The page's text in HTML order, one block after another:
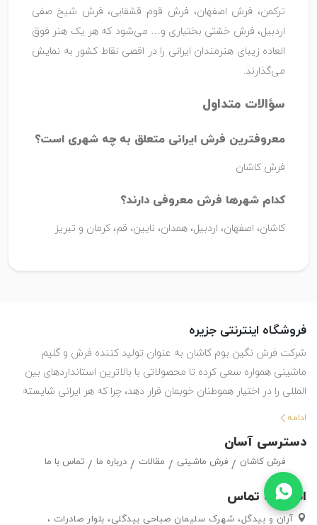
ترکمن، فرش اصفهان، فرش قوم قشقایی، فرش شیخ صفی
اردبیل، فرش خشتی بختیاری و… می‌شود که هر یک هنر فوق
العاده زیبای هنرمندان ایرانی را در اقصی نقاط کشور به نمایش
می‌گذارند.
سؤالات متداول
معروفترین فرش ایرانی متعلق به چه شهری است؟
فرش کاشان
کدام شهرها فرش معروفی دارند؟
کاشان، اصفهان، اردبیل، همدان، نایین، قم، کرمان و تبریز
فروشگاه اینترنتی جزیره
شرکت فرش نگین بوم کاشان به عنوان تولید کننده فرش و گلیم
ماشینی همواره سعی کرده تا محصولاتی با بالاترین استانداردهای بین
المللی را در اختیار هموطنان خوبمان قرار دهد، چرا که هر ایرانی شایسته
استفاده از بهترین هاست. این شرکت با تولید انواع فرش ماشینی و گلیم
مشتریان خود قرار داده تا بتوانند متناسب با سلیقه خود ، فرش ماشینی
و گلیم مورد علاقه خود را به راحتی انتتخاب کرده و خریداری کنند.
ادامه
اطلاعات تماس
آران و بیدگل، شهرک سلیمان صباحی بیدگلی، بلوار صادرات ،
دسترسی آسان
فرش کاشان فرش ماشینی مقالات درباره ما تماس با ما